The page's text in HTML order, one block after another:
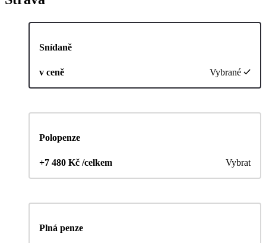
Snídaně
v ceně Vybrané
Polopenze
+7 480 Kč /celkem Vybrat
Plná penze